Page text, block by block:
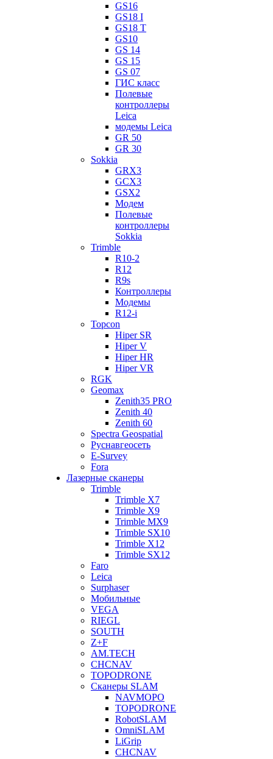
GS16
GS18 I
GS18 T
GS10
GS 14
GS 15
GS 07
ГИС класс
Полевые
контроллеры
Leica
модемы Leica
GR 50
GR 30
Sokkia
GRX3
GCX3
GSX2
Модем
Полевые
контроллеры
Sokkia
Trimble
R10-2
R12
R9s
Контроллеры
Модемы
R12-i
Topcon
Hiper SR
Hiper V
Hiper HR
Hiper VR
RGK
Geomax
Zenith35 PRO
Zenith 40
Zenith 60
Spectra Geospatial
Руснавгеосеть
E-Survey
Fora
Лазерные сканеры
Trimble
Trimble X7
Trimble X9
Trimble MX9
Trimble SX10
Trimble X12
Trimble SX12
Faro
Leica
Surphaser
Мобильные
VEGA
RIEGL
SOUTH
Z+F
AM.TECH
CHCNAV
TOPODRONE
Сканеры SLAM
NAVMOPO
TOPODRONE
RobotSLAM
OmniSLAM
LiGrip
CHCNAV